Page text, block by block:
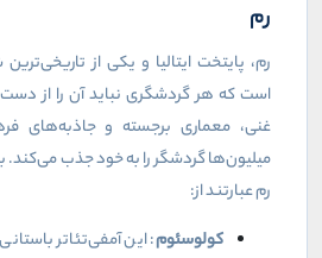
رم
رم، پایتخت ایتالیا و یکی از
است که هر گردشگری نباید آن را از
غنی، معماری برجسته و جاذبه‌های
میلیون‌ها گردشگر را به خود جذب می‌کند.
رم عبارتند از:
کولوسئوم: این آمفی‌تئاتر